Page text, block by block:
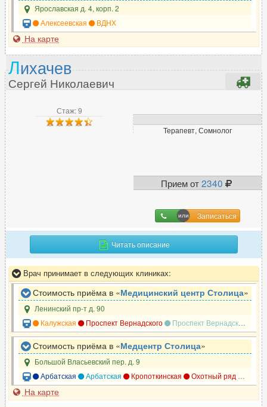
Ярославская д. 4, корп. 2
Алексеевская
ВДНХ
На карте
Стаж: 9
Терапевт, Сомнолог
Прием от2340
Записаться
Лихачев
Сергей Николаевич
Читать описание
Врач принимает в следующих клиниках:
Стоимость приёма в «Медицинский центр Столица»
Ленинский пр-т д. 90
Калужская
Проспект Вернадского Проспект Вернадского
Стоимость приёма в «Медцентр Столица»
Большой Власьевский пер. д. 9
Арбатская
Арбатская Кропоткинская Охотный ряд
На карте